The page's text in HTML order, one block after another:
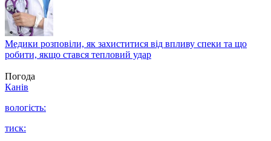
Медики розповіли, як захиститися від впливу спеки та що
робити, якщо стався тепловий удар
Погода
Канів
вологість:
тиск: